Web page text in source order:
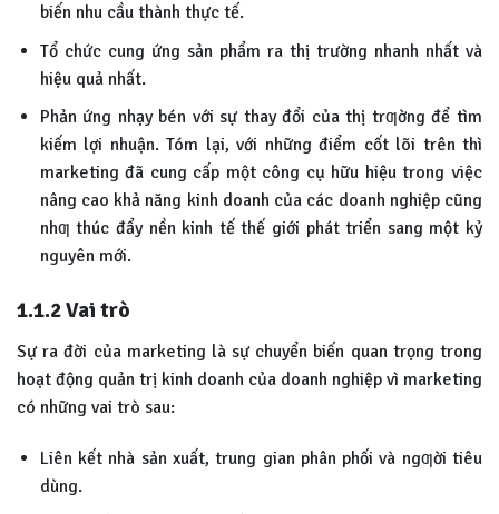
biến nhu cầu thành thực tế.
Tổ chức cung ứng sản phẩm ra thị trường nhanh nhất và
hiệu quả nhất.
Phản ứng nhạy bén với sự thay đổi của thị trƣờng để tìm
kiếm lợi nhuận. Tóm lại, với những điểm cốt lõi trên thì
marketing đã cung cấp một công cụ hữu hiệu trong việc
nâng cao khả năng kinh doanh của các doanh nghiệp cũng
nhƣ thúc đẩy nền kinh tế thế giới phát triển sang một kỷ
nguyên mới.
1.1.2Vai trò
Sự ra đời của marketing là sự chuyển biến quan trọng trong
hoạt động quản trị kinh doanh của doanh nghiệp vì marketing
có những vai trò sau:
Liên kết nhà sản xuất, trung gian phân phối và ngƣời tiêu
dùng.